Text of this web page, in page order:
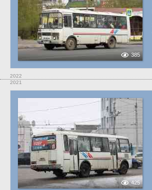
385
2022
2021
425